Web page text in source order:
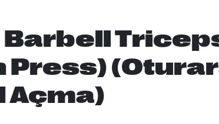
Press)
Açma)